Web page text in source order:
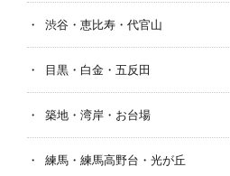
渋谷・恵比寿・代官山
目黒・白金・五反田
築地・湾岸・お台場
練馬・練馬高野台・光が丘